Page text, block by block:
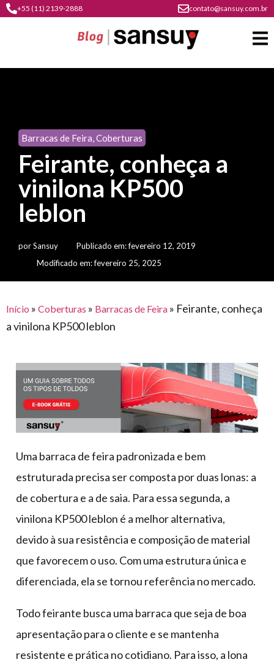
+55 (11) 2139-2888 contato@sansuy.com.br
contato
cultura
do
plástico
institucional
materiais
gratuitos
eventos
Agronegócio
psicultura
soluções
em
soluções
para
agronegócio
Coberturas
barracas
toldos
comunicação
visual
construção
civil
mercado
automotivo
móveis,
calçados,
epi's
multiúso
Transporte
e logística
armazenagem
lonas
de
caminhoneiro
Barracas de Feira,Coberturas
Feirante, conheça a
vinilona KP500
leblon
porSansuy Publicado em:fevereiro 12, 2019
Modificado em: fevereiro 25, 2025
Início » Coberturas » Barracas de Feira » Feirante, conheça
a vinilona KP500 leblon
Uma barraca de feira padronizada e bem
estruturada precisa ser composta por duas lonas: a
de cobertura e a de saia. Para essa segunda, a
vinilona KP500 leblon é a melhor alternativa,
devido à sua resistência e composição de material
que favorecem o uso. Com uma estrutura única e
diferenciada, ela se tornou referência no mercado.
Todo feirante busca uma barraca que seja de boa
apresentação para o cliente e se mantenha
resistente e prática no cotidiano. Para isso, a lona